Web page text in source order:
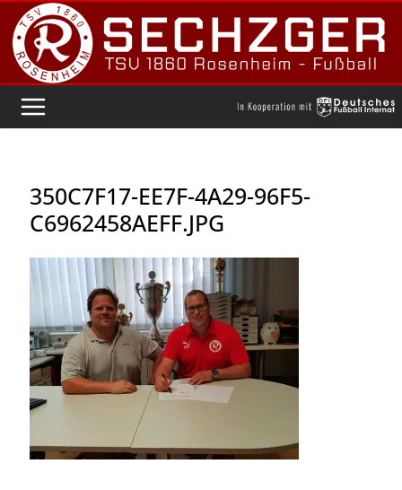
Zum
Inhalt
springen
350C7F17-EE7F-4A29-96F5-
C6962458AEFF.JPG